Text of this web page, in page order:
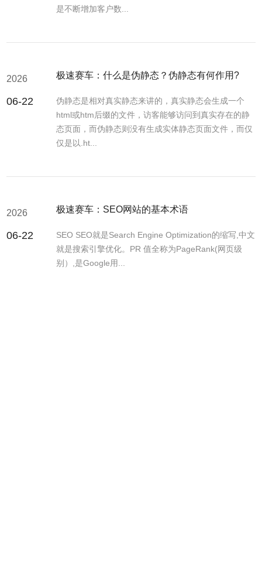
是不断增加客户数...
2026
06-22
极速赛车：什么是伪静态？伪静态有何作用?
伪静态是相对真实静态来讲的，真实静态会生成一个
html或htm后缀的文件，访客能够访问到真实存在的静
态页面，而伪静态则没有生成实体静态页面文件，而仅
仅是以.ht...
2026
06-22
极速赛车：SEO网站的基本术语
SEO SEO就是Search Engine Optimization的缩写,中文
就是搜索引擎优化。PR 值全称为PageRank(网页级
别）,是Google用...